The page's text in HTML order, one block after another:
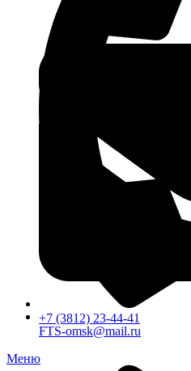
FTS-omsk@mail.ru
Меню
+7 (3812) 23-44-41